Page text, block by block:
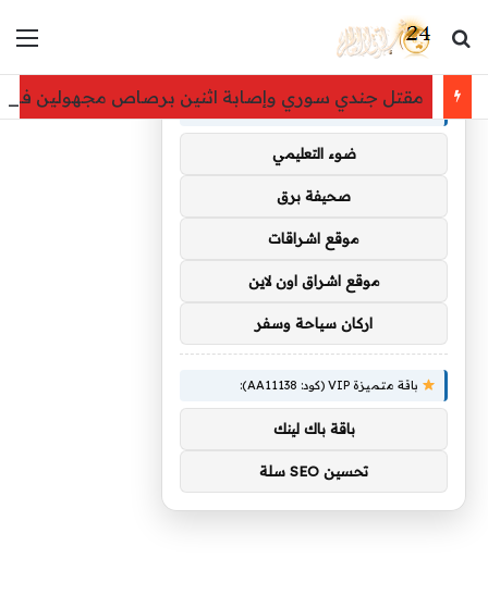
بحث عن
مقتل جندي سوري وإصابة اثنين برصاص مجهولين في
توصيات :
باقة متميزة VIP (كود: AA35872):
ضوء التعليمي
صحيفة برق
موقع اشراقات
موقع اشراق اون لاين
اركان سياحة وسفر
باقة متميزة VIP (كود: AA11138):
باقة باك لينك
تحسين SEO سلة